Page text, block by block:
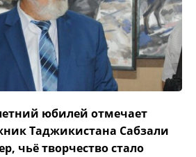
юбилей отмечает
Таджикистана Сабзали
чьё творчество стало